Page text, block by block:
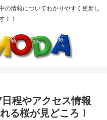
の情報についてわかりやすく更新し
！！
程やアクセス情報
る桜が見どころ！